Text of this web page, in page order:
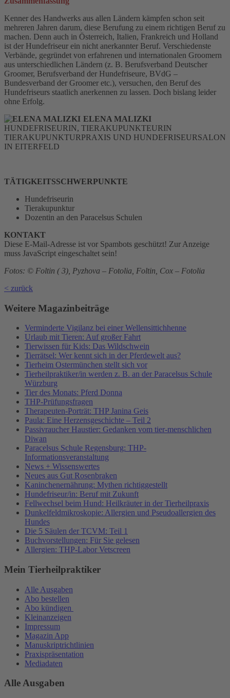
Kenner des Handwerks aus allen Ländern kämpfen schon seit
mehreren Jahren darum, diese Berufung zu einem richtigen Beruf zu
machen. Denn auch in Österreich, Italien, Frankreich und Holland
ist der Hundefriseur ein nicht anerkannter Beruf. Verschiedenste
Verbände, gegründet von erfahrenen und internationalen Groomern
aus unterschiedlichen Ländern (z. B. Berufsverband Deutscher
Groomer, Berufsverband der Hundefriseure, BVdG –
Bundesverband der Groomer etc.), versuchen, den Beruf des
Hundefriseurs staatlich anerkennen zu lassen. Doch bislang leider
ohne Erfolg.
ELENA MALIZKI
HUNDEFRISEURIN, TIERAKUPUNKTEURIN
TIERAKUPUNKTURPRAXIS UND HUNDEFRISEURSALON
IN EITERFELD
TÄTIGKEITSSCHWERPUNKTE
Hundefriseurin
Tierakupunktur
Dozentin an den Paracelsus Schulen
KONTAKT
Diese E-Mail-Adresse ist vor Spambots geschützt! Zur Anzeige
muss JavaScript eingeschaltet sein!
Fotos: © Foltin ( 3), Pyzhova – Fotolia, Foltin, Cox – Fotolia
< zurück
Weitere Magazinbeiträge
Verminderte Vigilanz bei einer Wellensittichhenne
Urlaub mit Tieren: Auf großer Fahrt
Tierwissen für Kids: Das Wildschwein
Tierrätsel: Wer kennt sich in der Pferdewelt aus?
Tierheim Ostermünchen stellt sich vor
Tierheilpraktiker/in werden z. B. an der Paracelsus Schule
Würzburg
Tier des Monats: Pferd Donna
THP-Prüfungsfragen
Therapeuten-Porträt: THP Janina Geis
Paula: Eine Herzensgeschichte – Teil 2
Passivraucher Haustier: Gedanken vom tier-menschlichen
Diwan
Paracelsus Schule Regensburg: THP-
Informationsveranstaltung
News + Wissenswertes
Neues aus Gut Rosenbraken
Kaninchenernährung: Mythen richtiggestellt
Hundefriseur/in: Beruf mit Zukunft
Fellwechsel beim Hund: Heilkräuter in der Tierheilpraxis
Dunkelfeldmikroskopie: Allergien und Pseudoallergien des
Hundes
Die 5 Säulen der TCVM: Teil 1
Buchvorstellungen: Für Sie gelesen
Allergien: THP-Labor Vetscreen
Mein Tierheilpraktiker
Alle Ausgaben
Abo bestellen
Abo kündigen
Kleinanzeigen
Impressum
Magazin App
Manuskriptrichtlinien
Praxispräsentation
Mediadaten
Alle Ausgaben